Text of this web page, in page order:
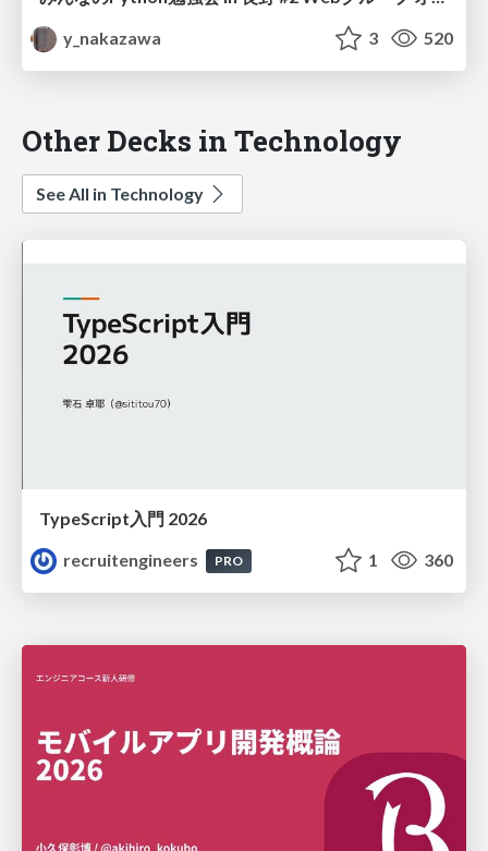
y_nakazawa
3 520
Other Decks in Technology
See All in Technology
TypeScript入門 2026
recruitengineers
PRO 1 360